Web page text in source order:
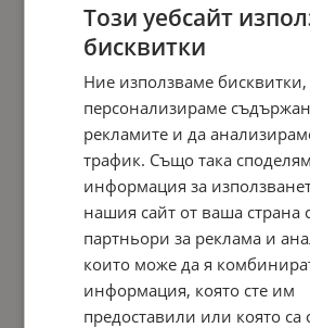
Този уебсайт
бисквитки
Ние използваме бисквитки,
персонализираме
рекламите и да
трафик. Също така
информация за
нашия сайт от ваша страна
партньори за реклама и
които може да я
информация, която сте им
предоставили или която са